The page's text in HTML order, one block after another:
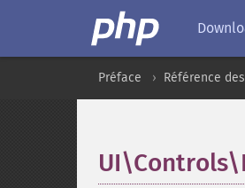
Préface Référence